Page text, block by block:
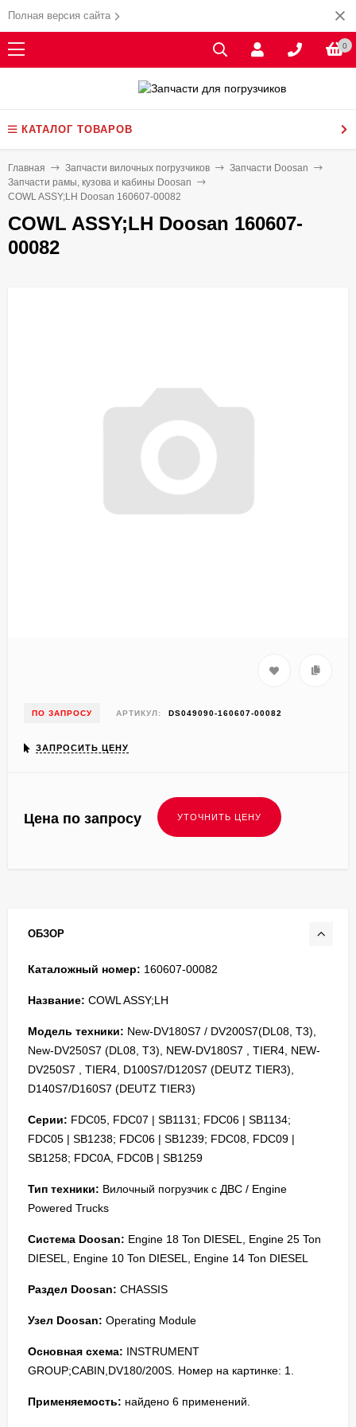
Полная версия сайта
0
КАТАЛОГ ТОВАРОВ
Главная Запчасти вилочных погрузчиков
Запчасти Doosan
Запчасти рамы, кузова и кабины Doosan
COWL ASSY;LH Doosan 160607-00082
COWL ASSY;LH Doosan 160607-
00082
ПО ЗАПРОСУ АРТИКУЛ: DS049090-160607-00082
ЗАПРОСИТЬ ЦЕНУ
Цена по запросу
ОБЗОР
Каталожный номер: 160607-00082
Название: COWL ASSY;LH
Модель техники: New-DV180S7 / DV200S7(DL08, T3),
New-DV250S7 (DL08, T3), NEW-DV180S7 , TIER4, NEW-
DV250S7 , TIER4, D100S7/D120S7 (DEUTZ TIER3),
D140S7/D160S7 (DEUTZ TIER3)
Серии: FDC05, FDC07 | SB1131; FDC06 | SB1134;
FDC05 | SB1238; FDC06 | SB1239; FDC08, FDC09 |
SB1258; FDC0A, FDC0B | SB1259
Тип техники: Вилочный погрузчик с ДВС / Engine
Powered Trucks
Система Doosan: Engine 18 Ton DIESEL, Engine 25 Ton
DIESEL, Engine 10 Ton DIESEL, Engine 14 Ton DIESEL
Раздел Doosan: CHASSIS
Узел Doosan: Operating Module
Основная схема: INSTRUMENT
GROUP;CABIN,DV180/200S. Номер на картинке: 1.
Применяемость: найдено 6 применений.